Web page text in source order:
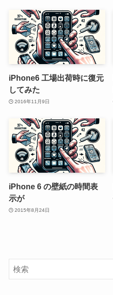
iPhone6 工場出荷時に復元
してみた
2016年11月9日
iPhone 6 の壁紙の時間表
示が
2015年8月24日